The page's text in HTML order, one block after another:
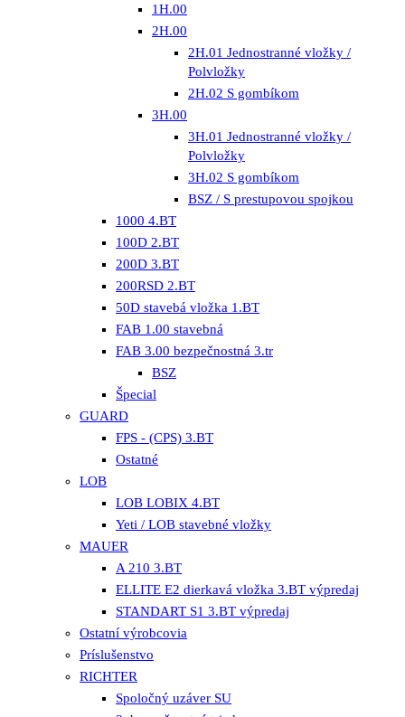
1H.00
2H.00
2H.01 Jednostranné vložky /
Polvložky
2H.02 S gombíkom
3H.00
3H.01 Jednostranné vložky /
Polvložky
3H.02 S gombíkom
BSZ / S prestupovou spojkou
1000 4.BT
100D 2.BT
200D 3.BT
200RSD 2.BT
50D stavebá vložka 1.BT
FAB 1.00 stavebná
FAB 3.00 bezpečnostná 3.tr
BSZ
Špecial
GUARD
FPS - (CPS) 3.BT
Ostatné
LOB
LOB LOBIX 4.BT
Yeti / LOB stavebné vložky
MAUER
A 210 3.BT
ELLITE E2 dierkavá vložka 3.BT výpredaj
STANDART S1 3.BT výpredaj
Ostatní výrobcovia
Príslušenstvo
RICHTER
Spoločný uzáver SU